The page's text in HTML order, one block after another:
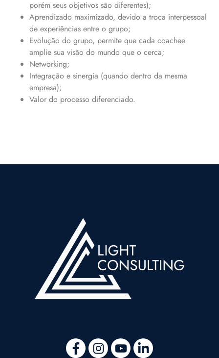
porém seus objetivos são diferentes);
Aprendizado maximizado, devido a troca interpessoal
de experiências entre o grupo;
Evolução do grupo, permite que cada coachee
amplie sua visão do mundo que o cerca;
Networking;
Integração e sinergia (quando dentro da mesma
empresa);
Valor do processo diferenciado.